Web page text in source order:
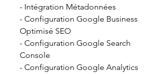
- Intégration Métadonnées
- Configuration Google Business
Optimisé SEO
- Configuration Google Search
Console
- Configuration Google Analytics